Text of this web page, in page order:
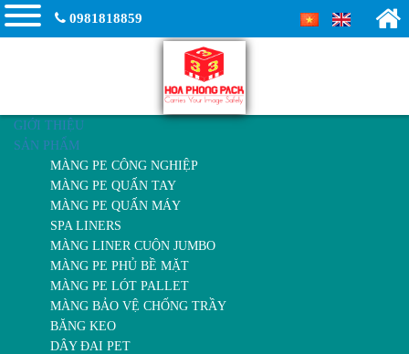
0981818859
GIỚI THIỆU
SẢN PHẨM
MÀNG PE CÔNG NGHIỆP
MÀNG PE QUẤN TAY
MÀNG PE QUẤN MÁY
SPA LINERS
MÀNG LINER CUỘN JUMBO
MÀNG PE PHỦ BỀ MẶT
MÀNG PE LÓT PALLET
MÀNG BẢO VỆ CHỐNG TRẦY
BĂNG KEO
DÂY ĐAI PET